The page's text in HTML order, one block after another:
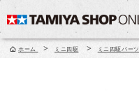
ホーム > ミニ四駆 > ミニ四駆パーツ